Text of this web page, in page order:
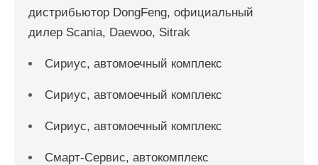
дистрибьютор DongFeng, официальный
дилер Scania, Daewoo, Sitrak
Сириус, автомоечный комплекс
Сириус, автомоечный комплекс
Сириус, автомоечный комплекс
Смарт-Сервис, автокомплекс